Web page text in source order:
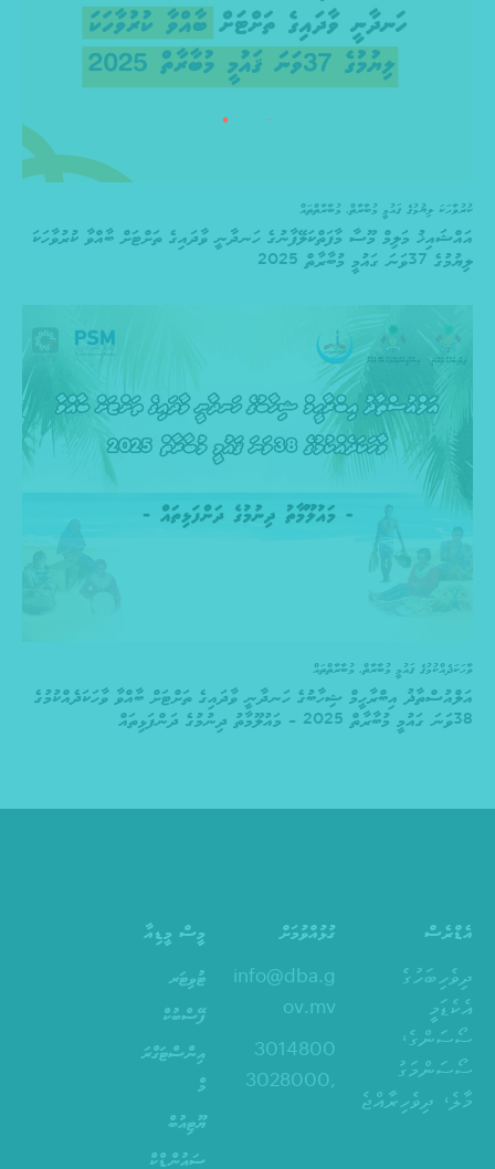
ކުރުވާހަކަ ލިޔުމުގެ ޤައުމީ މުބާރާތް, މުބާރާތްތައް
އައްޝައިޚު މަލިމް މޫސާ މާފަތްކަލޭފާނުގެ ހަނދާނީ ވާދައިގެ ތަށްޓަށް ބާއްވާ ކުރުވާހަކަ
ލިޔުމުގެ 37ވަނަ ގައުމީ މުބާރާތް 2025
ވާހަކަދެއްކުމުގެ ޤައުމީ މުބާރާތް, މުބާރާތްތައް
އަލްއުސްތާޛު އިބްރާހީމް ޝިހާބުގެ ހަނދާނީ ވާދައިގެ ތަށްޓަށް ބާއްވާ ވާހަކަދެއްކުމުގެ
38ވަނަ ގައުމީ މުބާރާތް 2025 – މައުލޫމާތު ދިނުމުގެ ދަންފަޅިތައް
އެޑްރެސް
ދިވެހިބަހުގެ
އެކެޑަމީ
ސޯސަންގެ،
ސޯސަންމަގު
މާލެ، ދިވެހިރާއްޖެ
ގުޅުއްވުމަށް
info@dba.g
ov.mv
3014800
,3028000
މީސް މީޑިއާ
ޓުވިޓަރ
ފޭސްބުކް
އިންސްޓަގްރަ
މް
ޔޫޓިއުބް
ސައުންޑްކް